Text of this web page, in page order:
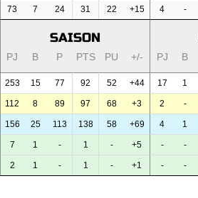
73 7 24 31 22 +15 4 -
SAISON
PJ B P PTS PU +/- PJ B
253 15 77 92 52 +44 17 1
112 8 89 97 68 +3 2 -
156 25 113 138 58 +69 4 1
7 1 - 1 - +5 - -
2 1 - 1 - +1 - -